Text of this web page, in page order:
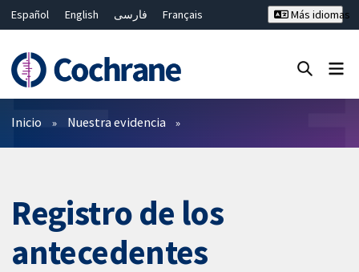
Español English فارسی
Français
Bahasa Malaysia
ไทย 繁體中文
Más idiomas
Filtros
Inicio Nuestra evidencia
Registro de los
antecedentes